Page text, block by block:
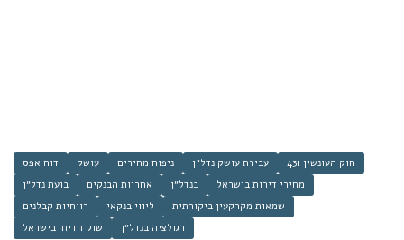
דוח אפס עושק ניפוח מחירים עבירת עושק נדל״ן
חוק העונשין 431
בועת נדל״ן
אחריות הבנקים בנדל״ן
מחירי דירות בישראל
רווחיות קבלנים
ליווי בנקאי
שמאות מקרקעין ביקורתית
שוק הדיור בישראל
רגולציה בנדל״ן